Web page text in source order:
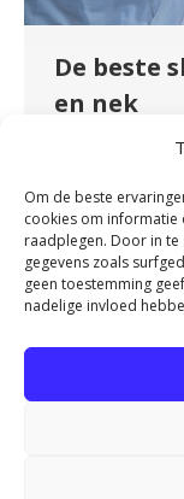
Om de beste
cookies om informatie
raadplegen. Door in te
gegevens zoals
geen toestemming
nadelige invloed
De beste
en nek
werken,
juiste
stil dat je
achter je